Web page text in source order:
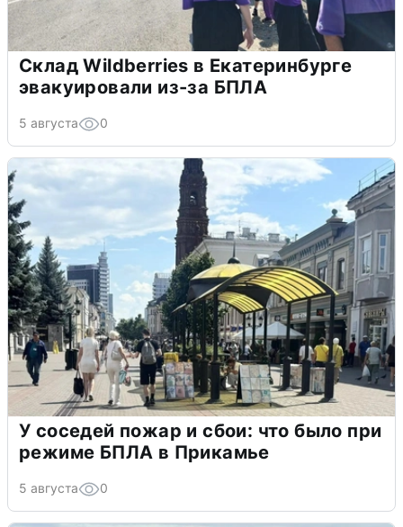
Склад Wildberries в Екатеринбурге
эвакуировали из-за БПЛА
5 августа 0
У соседей пожар и сбои: что было при
режиме БПЛА в Прикамье
5 августа 0